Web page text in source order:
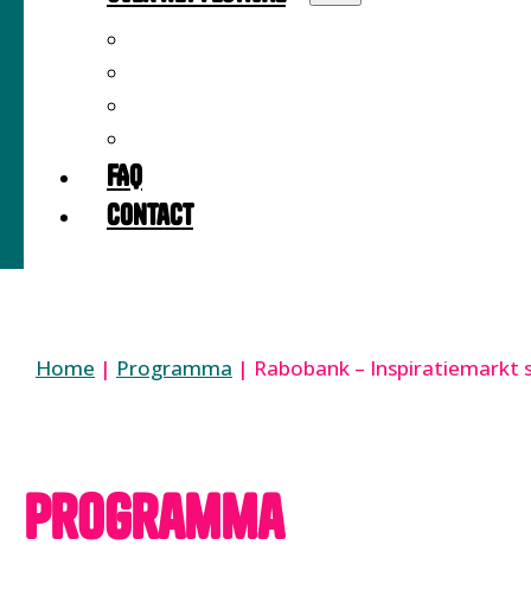
FAQ
Contact
Home | Programma | Rabobank – Inspiratiemarkt
Programma